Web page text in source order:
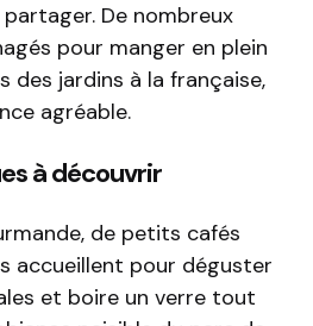
De nombreux
pour manger en plein
des jardins à la française,
agréable.
à découvrir
de petits cafés
accueillent pour déguster
et boire un verre tout